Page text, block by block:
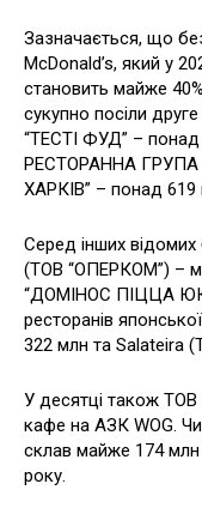
Зазначається, що
McDonald’s, який у
становить майже
сукупно посіли
“ТЕСТІ ФУД” –
РЕСТОРАННА ГРУПА
ХАРКІВ” – понад 619
Серед інших відомих
(ТОВ “ОПЕРКОМ”) –
“ДОМІНОС ПІЦЦА
ресторанів
322 млн та Salateira
У десятці також
кафе на АЗК WOG.
склав майже 174 млн
року.